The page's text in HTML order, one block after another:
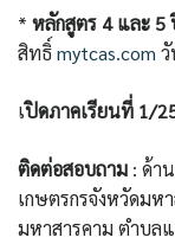
* หลักสูตร 4และ 5
สิทธิ์mytcas.com
เปิดภาคเรียนที่ 1/
ติดต่อสอบถาม : ด้า
เกษตรกรจังหวัดมห
มหาสารคาม ตำบล